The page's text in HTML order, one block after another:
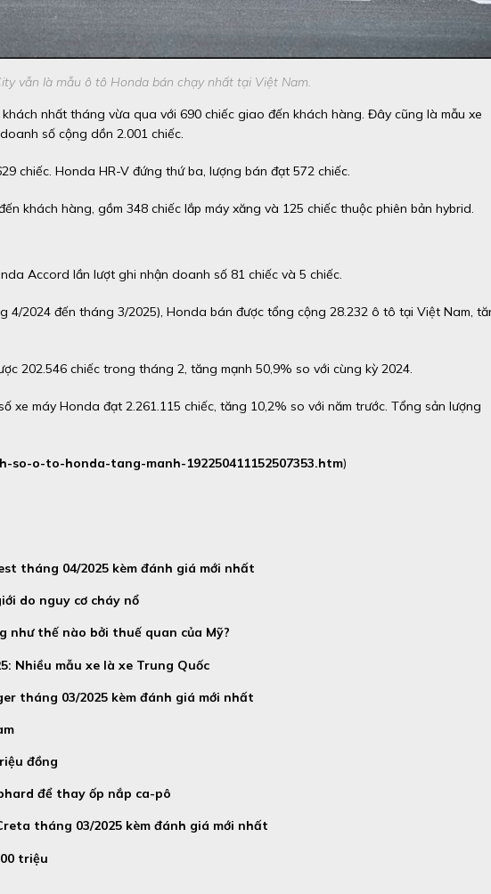
vẫn là mẫu ô tô Honda bán chạy nhất tại Việt Nam.
nhất tháng vừa qua với 690 chiếc giao đến khách hàng. Đây cũng là mẫu xe
số cộng dồn 2.001 chiếc.
chiếc. Honda HR-V đứng thứ ba, lượng bán đạt 572 chiếc.
khách hàng, gồm 348 chiếc lắp máy xăng và 125 chiếc thuộc phiên bản hybrid.
Accord lần lượt ghi nhận doanh số 81 chiếc và 5 chiếc.
4/2024 đến tháng 3/2025), Honda bán được tổng cộng 28.232 ô tô tại Việt Nam,
202.546 chiếc trong tháng 2, tăng mạnh 50,9% so với cùng kỳ 2024.
xe máy Honda đạt 2.261.115 chiếc, tăng 10,2% so với năm trước. Tổng sản lượng
so-o-to-honda-tang-manh-192250411152507353.htm)
tháng 04/2025 kèm đánh giá mới nhất
do nguy cơ cháy nổ
như thế nào bởi thuế quan của Mỹ?
Nhiều mẫu xe là xe Trung Quốc
tháng 03/2025 kèm đánh giá mới nhất
đồng
để thay ốp nắp ca-pô
tháng 03/2025 kèm đánh giá mới nhất
triệu